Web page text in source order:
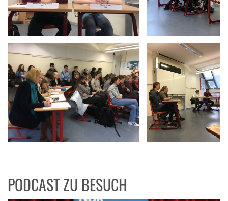
PODCAST ZU BESUCH